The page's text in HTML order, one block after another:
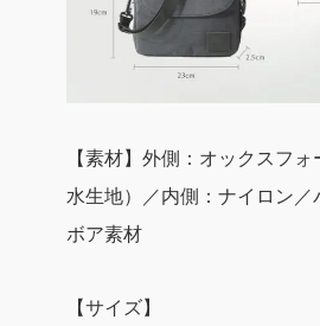
【素材】外側：オックスフ
水生地）／内側：ナイロン／
ボア素材
【サイズ】